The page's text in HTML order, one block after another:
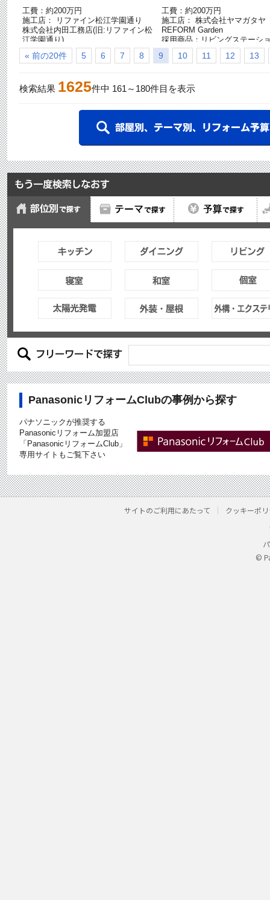
工費：約200万円
施工店： リファイン松江学園通り
株式会社内田工務店(旧:リファイン松
江学園通り)
採用商品：バスルーム ココチーノ
L[終了品]
工費：約200万円
施工店： 株式会社ヤマガタ
REFORM Garden
採用商品：リビングステーシ
了品]
« 前の20件 5 6 7 8 9 10 11 12 13
検索結果 1625件中 161 ～ 180件目を表示
PanasonicリフォームClubの事例から探す
パナソニックが推奨する
Panasonicリフォーム加盟店
「PanasonicリフォームClub」
専用サイトもご覧下さい
サイトのご利用にあたって クッキーポ
©